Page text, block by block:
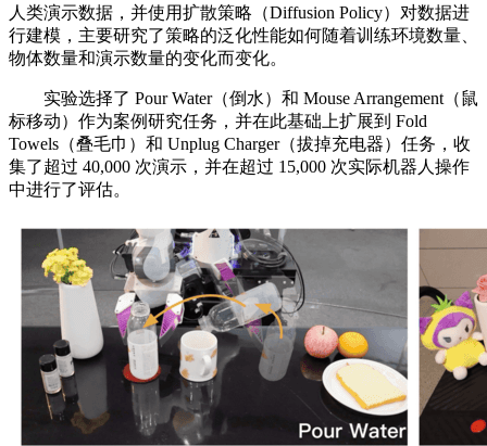
人类演示数据，并使用扩散策略（Diffusion Policy）对数据进
行建模，主要研究了策略的泛化性能如何随着训练环境数量、
物体数量和演示数量的变化而变化。
实验选择了 Pour Water（倒水）和 Mouse Arrangement（鼠
标移动）作为案例研究任务，并在此基础上扩展到 Fold
Towels（叠毛巾）和 Unplug Charger（拔掉充电器）任务，收
集了超过 40,000 次演示，并在超过 15,000 次实际机器人操作
中进行了评估。